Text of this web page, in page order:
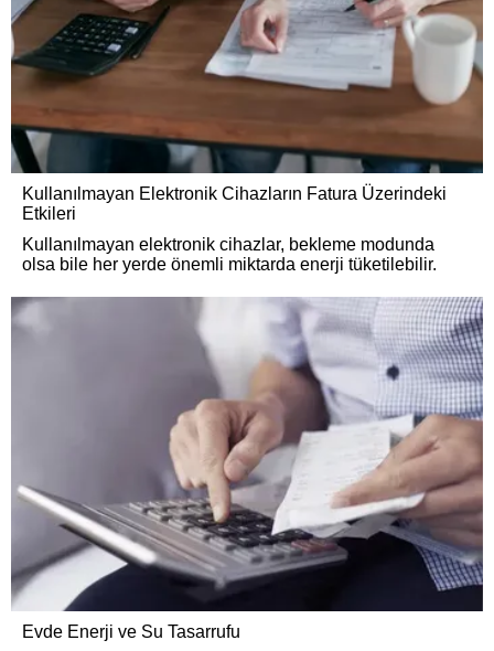
Kullanılmayan Elektronik Cihazların Fatura Üzerindeki
Etkileri
Kullanılmayan elektronik cihazlar, bekleme modunda
olsa bile her yerde önemli miktarda enerji tüketilebilir.
Evde Enerji ve Su Tasarrufu